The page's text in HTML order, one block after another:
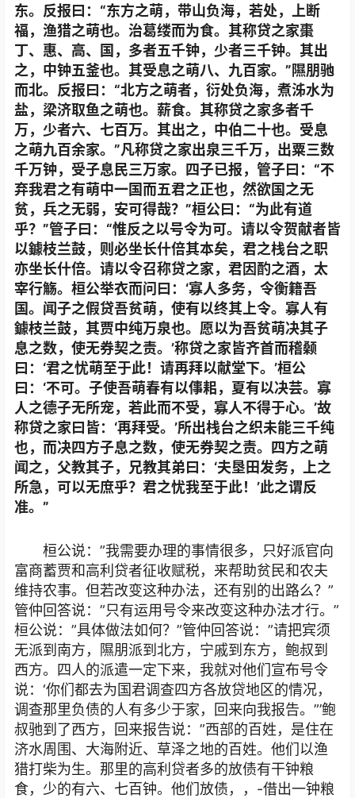
东。反报曰：“东方之萌，带山负海，若处，上断
福，渔猎之萌也。治葛缕而为食。其称贷之家棗
丁、惠、高、国，多者五千钟，少者三千钟。其出
之，中钟五釜也。其受息之萌八、九百家。”隰朋驰
而北。反报曰：“北方之萌者，衍处负海，煮泲水为
盐，梁济取鱼之萌也。薪食。其称贷之家多者千
万，少者六、七百万。其出之，中伯二十也。受息
之萌九百余家。”凡称贷之家出泉三千万，出粟三数
千万钟，受子息民三万家。四子已报，管子曰：“不
弃我君之有萌中一国而五君之正也，然欲国之无
贫，兵之无弱，安可得哉？”桓公曰：“为此有道
乎？”管子曰：“惟反之以号令为可。请以令贺献者皆
以鐻枝兰鼓，则必坐长什倍其本矣，君之栈台之职
亦坐长什倍。请以令召称贷之家，君因酌之酒，太
宰行觞。桓公举衣而问曰：‘寡人多务，令衡籍吾
国。闻子之假贷吾贫萌，使有以终其上令。寡人有
鐻枝兰鼓，其贾中纯万泉也。愿以为吾贫萌决其子
息之数，使无券契之责。’称贷之家皆齐首而稽颡
曰：‘君之忧萌至于此！请再拜以献堂下。’桓公
曰：‘不可。子使吾萌春有以倳耜，夏有以决芸。寡
人之德子无所宠，若此而不受，寡人不得于心。’故
称贷之家曰皆：‘再拜受。’所出栈台之织未能三千纯
也，而决四方子息之数，使无券契之责。四方之萌
闻之，父教其子，兄教其弟曰：‘夫垦田发务，上之
所急，可以无庶乎？君之忧我至于此！’此之谓反
准。”
桓公说：”我需要办理的事情很多，只好派官向
富商蓄贾和高利贷者征收赋税，来帮助贫民和农夫
维持农事。但若改变这种办法，还有别的出路么？”
管仲回答说：”只有运用号令来改变这种办法才行。”
桓公说：”具体做法如何？”管仲回答说：”请把宾须
无派到南方，隰朋派到北方，宁戚到东方，鲍叔到
西方。四人的派遣一定下来，我就对他们宣布号令
说：‘你们都去为国君调查四方各放贷地区的情况，
调查那里负债的人有多少于家，回来向我报告。”’鲍
叔驰到了西方，回来报告说：”西部的百姓，是住在
济水周围、大海附近、草泽之地的百姓。他们以渔
猎打柴为生。那里的高利贷者多的放债有干钟粮
食，少的有六、七百钟。他们放债，，-借出一钟粮